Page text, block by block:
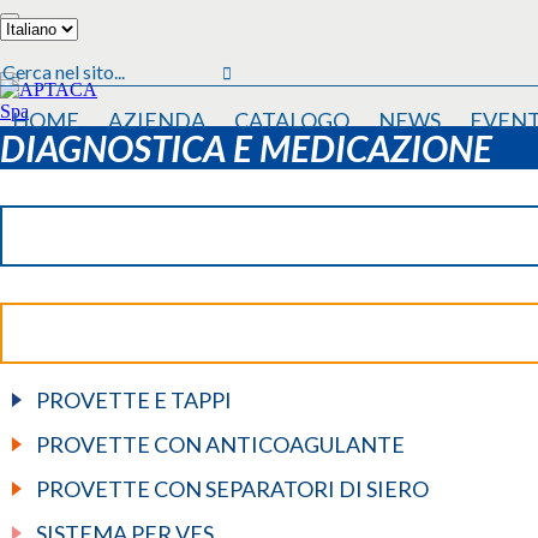
HOME AZIENDA CATALOGO NEWS
DIAGNOSTICA E MEDICAZIONE
PROVETTE E TAPPI
PROVETTE CON ANTICOAGULANTE
PROVETTE CON SEPARATORI DI SIERO